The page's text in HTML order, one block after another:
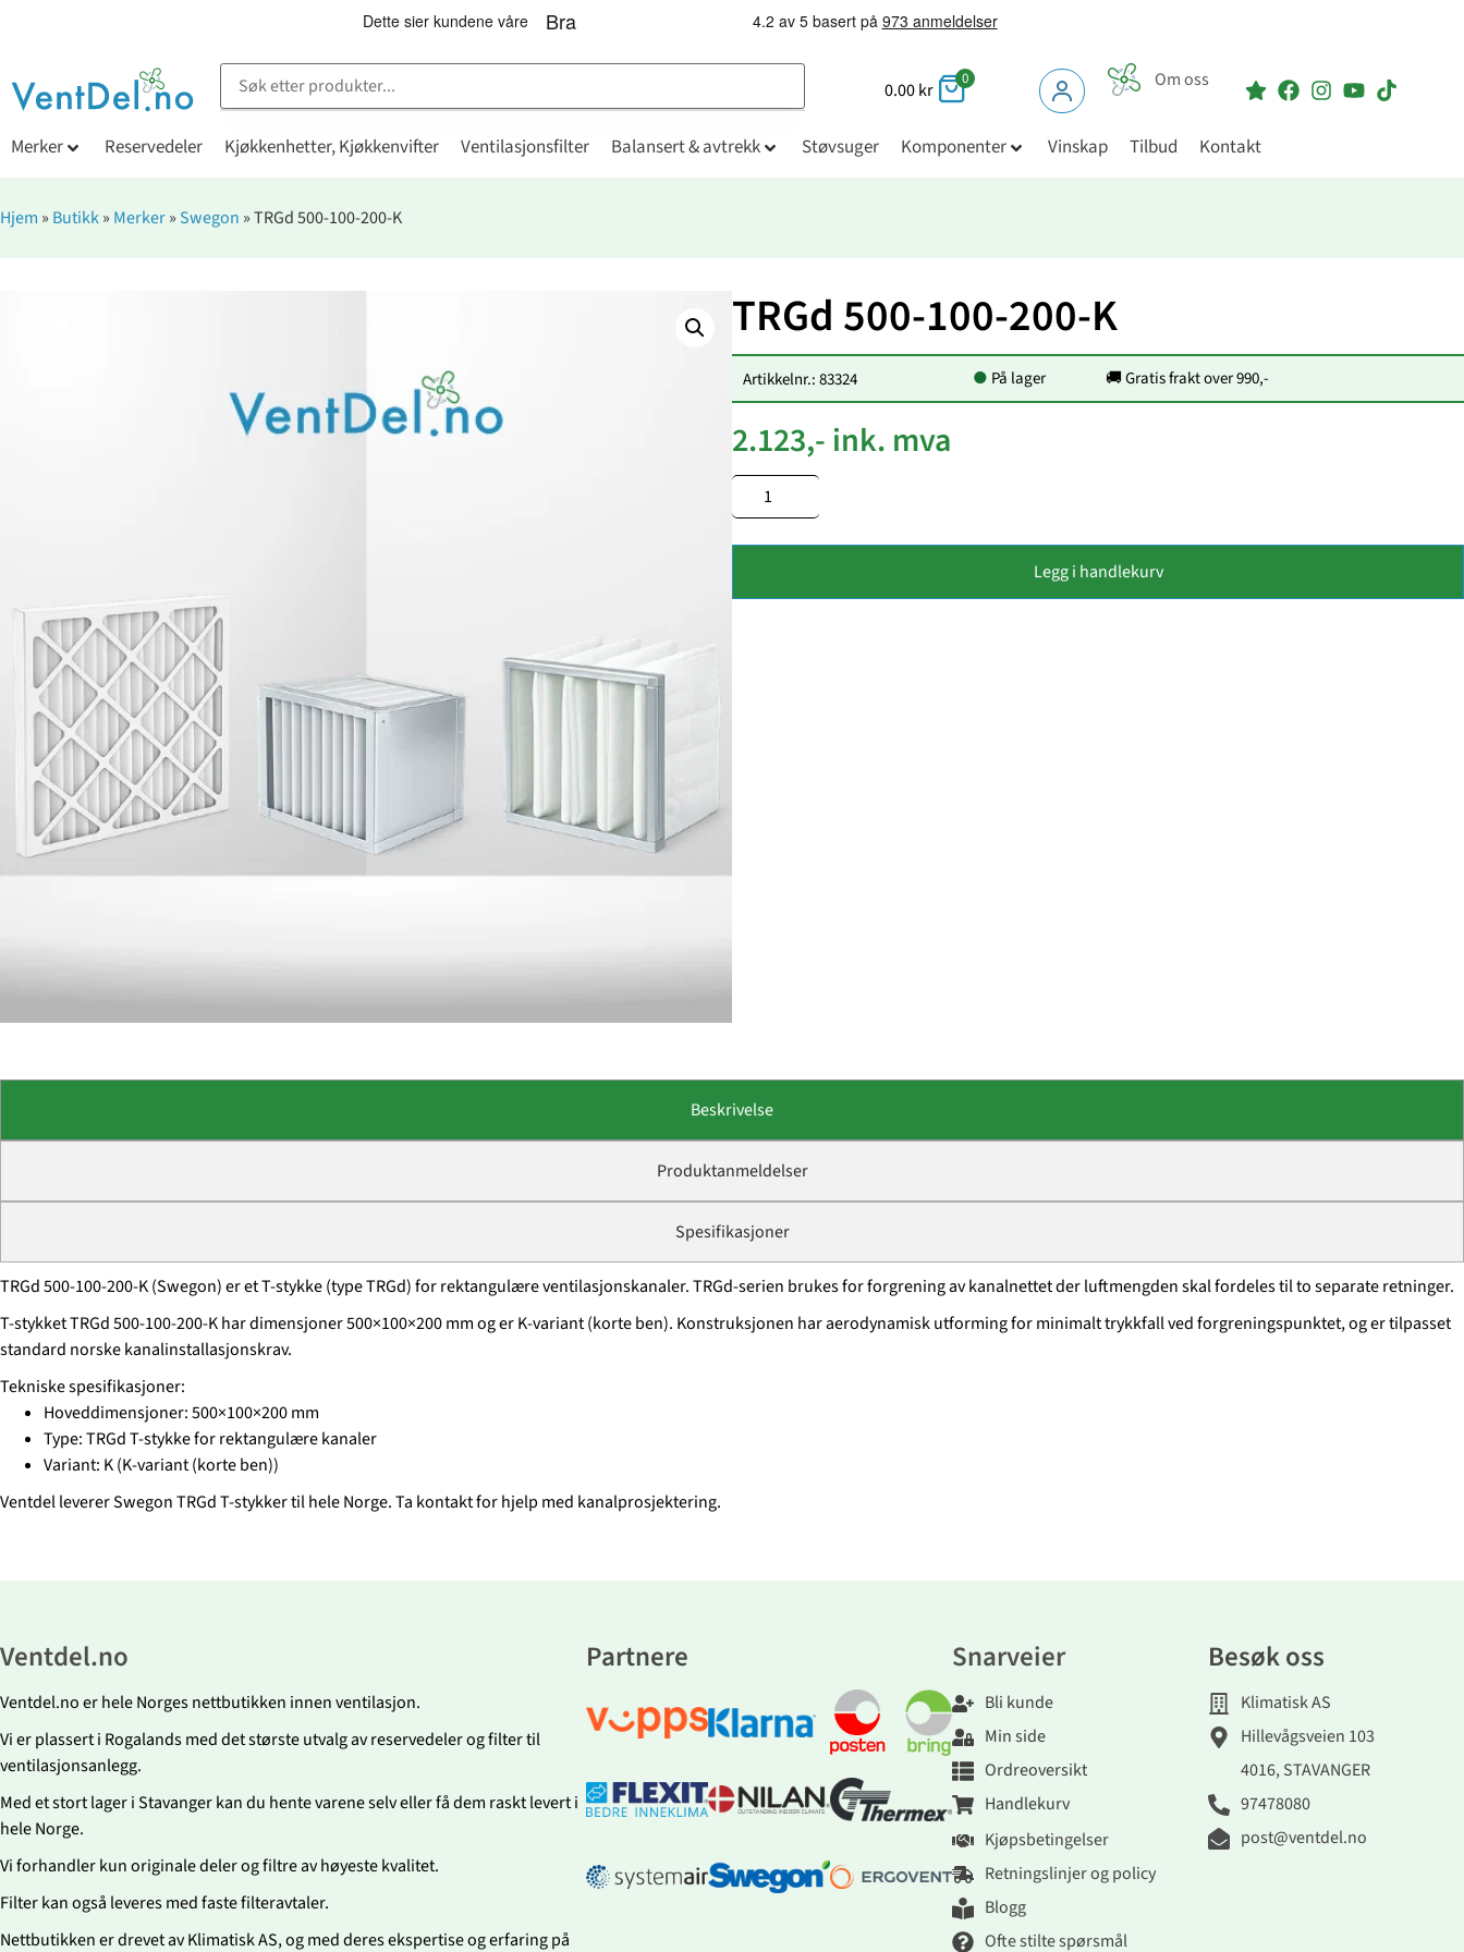
0.00kr
0 Om oss
Merker Reservedeler Kjøkkenhetter, Kjøkkenvifter Ventilasjonsfilter Balansert & avtrekk Støvsuger Komponenter Vinskap Tilbud Kontakt
Hjem » Butikk» Merker» Swegon »TRGd 500-100-200-K
TRGd 500-100-200-K
Artikkelnr.: 83324 ● På lager 🚚 Gratis frakt over 990,-
2.123,- ink. mva
Legg i handlekurv
Beskrivelse
Produktanmeldelser
Spesifikasjoner
TRGd 500-100-200-K (Swegon) er et T-stykke (type TRGd) for rektangulære ventilasjonskanaler. TRGd-serien brukes for forgrening av kanalnettet der luftmengden skal fordeles til to separate retninger.
T-stykket TRGd 500-100-200-K har dimensjoner 500×100×200 mm og er K-variant (korte ben). Konstruksjonen har aerodynamisk utforming for minimalt trykkfall ved forgreningspunktet, og er tilpasset
standard norske kanalinstallasjonskrav.
Tekniske spesifikasjoner:
Hoveddimensjoner: 500×100×200 mm
Type: TRGd T-stykke for rektangulære kanaler
Variant: K (K-variant (korte ben))
Ventdel leverer Swegon TRGd T-stykker til hele Norge. Ta kontakt for hjelp med kanalprosjektering.
Ventdel.no
Ventdel.no er hele Norges nettbutikken innen ventilasjon.
Vi er plassert i Rogalands med det største utvalg av reservedeler og filter til
ventilasjonsanlegg.
Med et stort lager i Stavanger kan du hente varene selv eller få dem raskt levert i
hele Norge.
Vi forhandler kun originale deler og filtre av høyeste kvalitet.
Filter kan også leveres med faste filteravtaler.
Nettbutikken er drevet av Klimatisk AS, og med deres ekspertise og erfaring på
Partnere Snarveier
Bli kunde
Min side
Ordreoversikt
Handlekurv
Kjøpsbetingelser
Retningslinjer og policy
Blogg
Ofte stilte spørsmål
Besøk oss
Klimatisk AS
Hillevågsveien 103
4016, STAVANGER
97478080
post@ventdel.no